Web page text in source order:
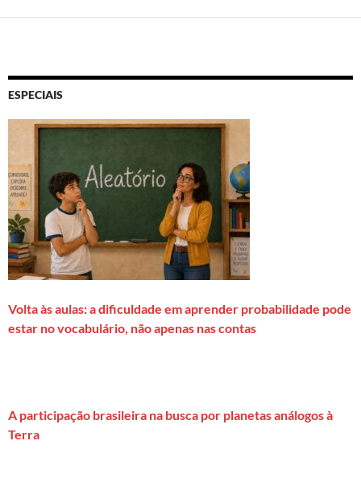
ESPECIAIS
Volta às aulas: a dificuldade em aprender probabilidade pode
estar no vocabulário, não apenas nas contas
A participação brasileira na busca por planetas análogos à
Terra